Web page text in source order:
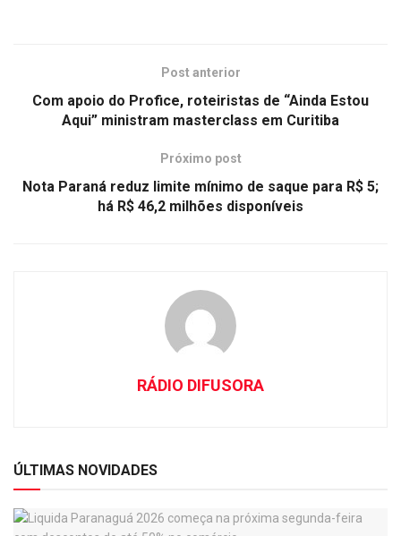
Post anterior
Com apoio do Profice, roteiristas de “Ainda Estou
Aqui” ministram masterclass em Curitiba
Próximo post
Nota Paraná reduz limite mínimo de saque para R$ 5;
há R$ 46,2 milhões disponíveis
RÁDIO DIFUSORA
ÚLTIMAS NOVIDADES